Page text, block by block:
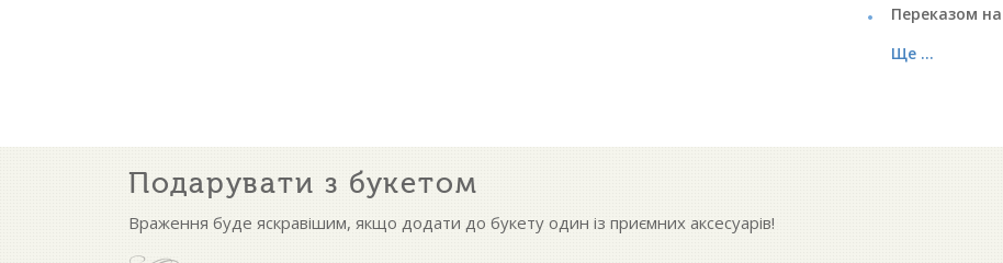
Переказом
Ще ...
Подарувати з букетом
Враження буде яскравішим, якщо додати до букету один із приємних аксесуарів!